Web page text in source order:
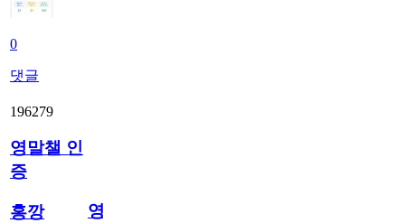
0
댓글
196279
영말챌 인
증
홍깡
영